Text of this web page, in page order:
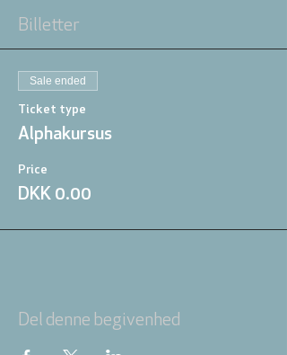
Billetter
Sale ended
Ticket type
Alphakursus
Price
DKK 0.00
Del denne begivenhed